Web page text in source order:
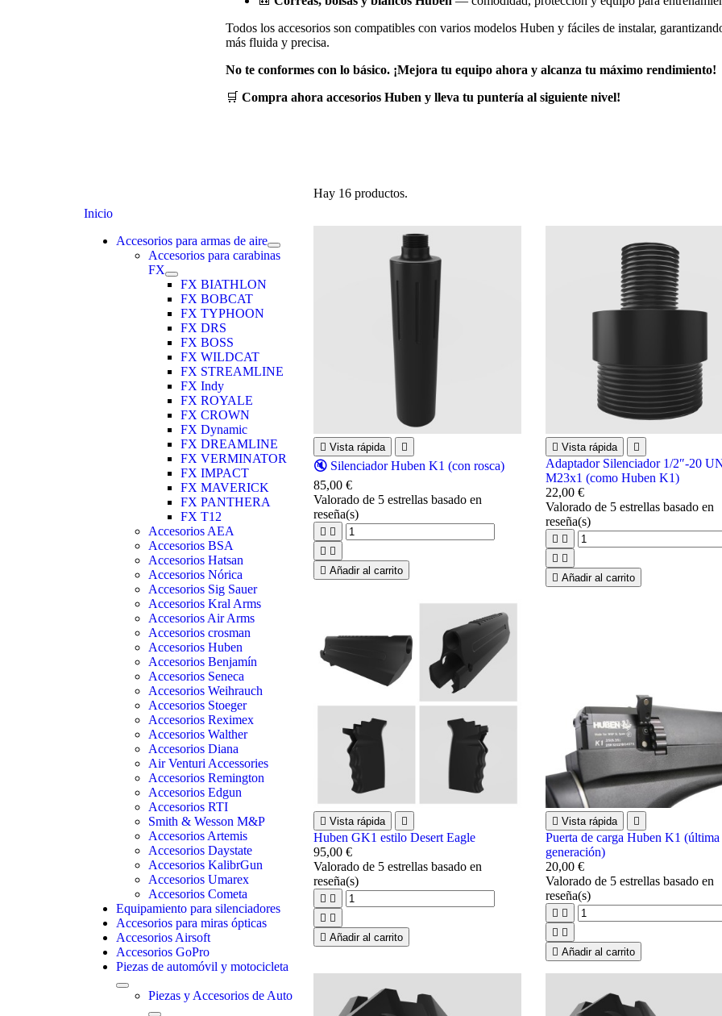
Todos los accesorios son compatibles con varios modelos Huben y fáciles de instalar,
más fluida y precisa.
No te conformes con lo básico. ¡Mejora tu equipo ahora y alcanza tu máximo rendimiento!
🛒 Compra ahora accesorios Huben y lleva tu puntería al siguiente nivel!
Inicio
Accesorios para armas de aire
Accesorios para carabinas
FX
FX BIATHLON
FX BOBCAT
FX TYPHOON
FX DRS
FX BOSS
FX WILDCAT
FX STREAMLINE
FX Indy
FX ROYALE
FX CROWN
FX Dynamic
FX DREAMLINE
FX VERMINATOR
FX IMPACT
FX MAVERICK
FX PANTHERA
FX T12
Accesorios AEA
Accesorios BSA
Accesorios Hatsan
Accesorios Nórica
Accesorios Sig Sauer
Accesorios Kral Arms
Accesorios Air Arms
Accesorios crosman
Accesorios Huben
Accesorios Benjamín
Accesorios Seneca
Accesorios Weihrauch
Accesorios Stoeger
Accesorios Reximex
Accesorios Walther
Accesorios Diana
Air Venturi Accessories
Accesorios Remington
Accesorios Edgun
Accesorios RTI
Smith & Wesson M&P
Accesorios Artemis
Accesorios Daystate
Accesorios KalibrGun
Accesorios Umarex
Accesorios Cometa
Equipamiento para silenciadores
Accesorios para miras ópticas
Accesorios Airsoft
Accesorios GoPro
Piezas de automóvil y motocicleta
Piezas y Accesorios de Auto
Hay 16 productos.
 Vista rápida 
🔇 Silenciador Huben K1 (con rosca)
85,00 €
Valorado de 5 estrellas basado en
reseña(s)
 
 
 Añadir al carrito
 Vista rápida 
Adaptador Silenciador 1/2″-20
M23x1 (como Huben K1)
22,00 €
Valoradode 5 estrellas basado en
reseña(s)
 
 
 Añadir al carrito
 Vista rápida 
Huben GK1 estilo Desert Eagle
95,00 €
Valorado de 5 estrellas basado en
reseña(s)
 
 
 Añadir al carrito
 Vista rápida 
Puerta de carga Huben K1 (última
generación)
20,00 €
Valoradode 5 estrellas basado en
reseña(s)
 
 
 Añadir al carrito